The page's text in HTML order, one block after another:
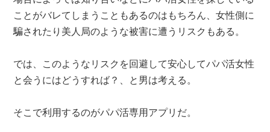
ことがバレてしまうこともあるのはもちろん、女性側に
騙されたり美人局のような被害に遭うリスクもある。
では、このようなリスクを回避して安心してパパ活女性
と会うにはどうすれば？、と男は考える。
そこで利用するのがパパ活専用アプリだ。